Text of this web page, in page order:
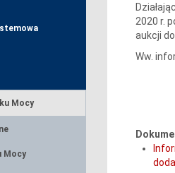
Mocy
Mocy
2020 r.
aukcji
Ww.